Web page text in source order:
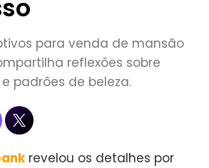
para venda de mansão
reflexões sobre
padrões de beleza.
revelou os detalhes por